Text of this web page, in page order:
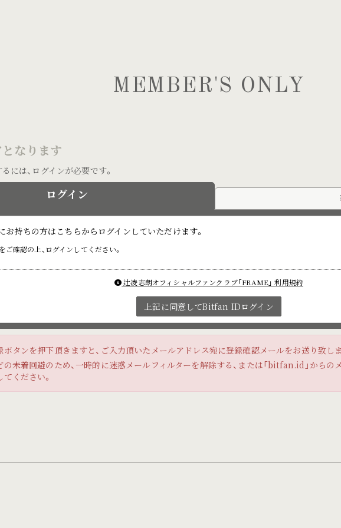
MEMBER'S ONLY
なります
には、ログインが必要です。
ログイン
持ちの方はこちらからログインしていただけます。
確認の上、ログインしてください。
辻凌志朗オフィシャルファンクラブ「FRAME」 利用規約
上記に同意してBitfan IDログイン
タンを押下頂きますと、ご入力頂いたメールアドレス宛に登録確認メールをお送り致し
未着回避のため、一時的に迷惑メールフィルターを解除する、または「bitfan.id」から
ください。